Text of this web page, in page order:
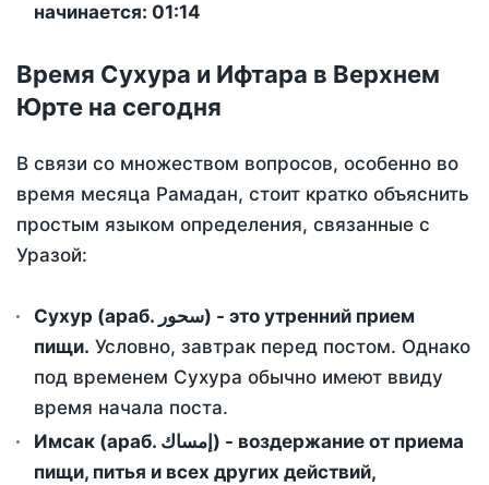
начинается: 01:14
Время Сухура и Ифтара в Верхнем
Юрте на сегодня
В связи со множеством вопросов, особенно во
время месяца Рамадан, стоит кратко объяснить
простым языком определения, связанные с
Уразой:
Сухур (араб. سحور) - это утренний прием
пищи. Условно, завтрак перед постом. Однако
под временем Сухура обычно имеют ввиду
время начала поста.
Имсак (араб. إمساك) - воздержание от приема
пищи, питья и всех других действий,